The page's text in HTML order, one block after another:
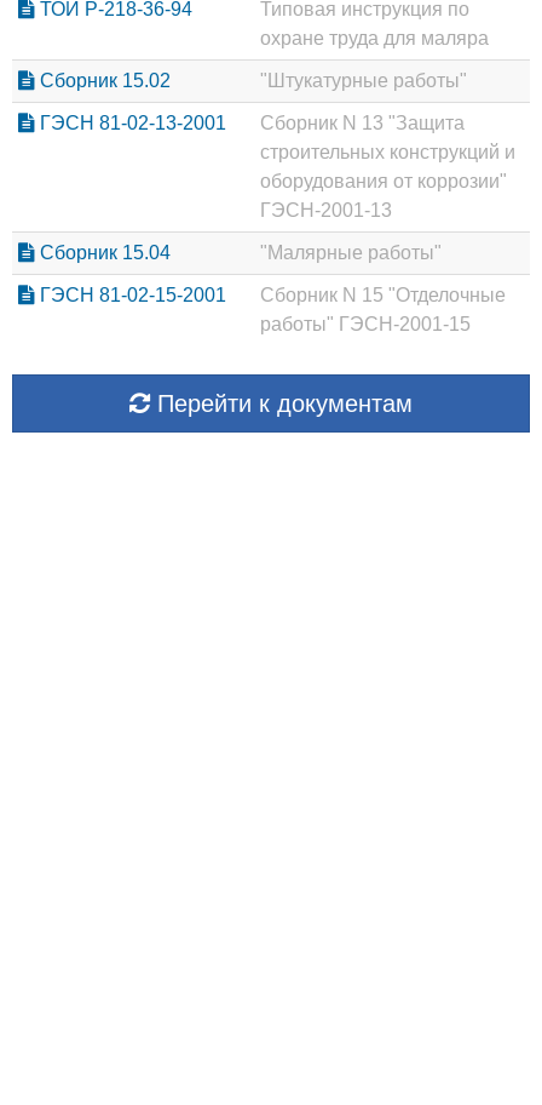
ТОИ Р-218-36-94
Типовая инструкция по
охране труда для маляра
Сборник 15.02 "Штукатурные работы"
ГЭСН 81-02-13-2001
Сборник N 13 "Защита
строительных конструкций и
оборудования от коррозии"
ГЭСН-2001-13
Сборник 15.04 "Малярные работы"
ГЭСН 81-02-15-2001
Сборник N 15 "Отделочные
работы" ГЭСН-2001-15
Перейти к документам